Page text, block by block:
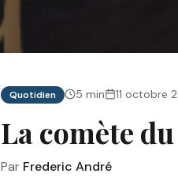
Quotidien 5 min 11 octobre
La comète
Par Frederic André